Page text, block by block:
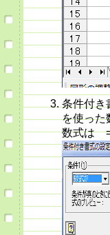
条件付き
を使った
数式は